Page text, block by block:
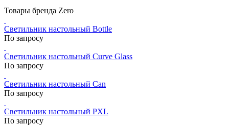
Товары бренда Zero
Светильник настольный Bottle
По запросу
Светильник настольный Curve Glass
По запросу
Светильник настольный Can
По запросу
Светильник настольный PXL
По запросу